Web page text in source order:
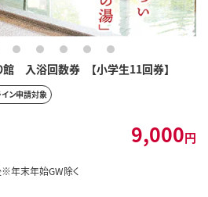
館 入浴回数券 【小学生11回券】
4 5 6 7 8
イン申請対象
9,000円
年末年始GW除く